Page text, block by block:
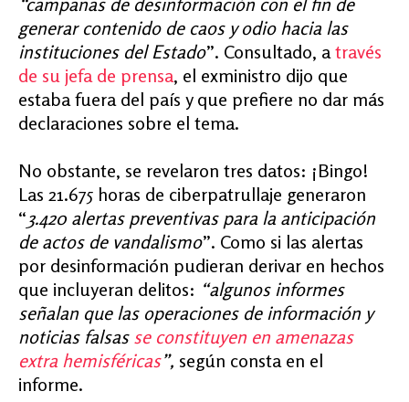
generar contenido de caos y odio hacia las
instituciones del Estado”. Consultado, através
de su jefa de prensa, el exministro dijo que
estaba fuera del país y que prefiere no dar más
declaraciones sobre el tema.
No obstante, se revelaron tres datos: ¡Bingo!
Las 21.675 horas de ciberpatrullaje generaron
“3.420 alertas preventivas para la anticipación
de actos de vandalismo”. Como si las alertas
por desinformación pudieran derivar en hechos
que incluyeran delitos: “algunos informes
señalan que las operaciones de información y
noticias falsas se constituyen en amenazas
extra hemisféricas”, según consta en el
informe.